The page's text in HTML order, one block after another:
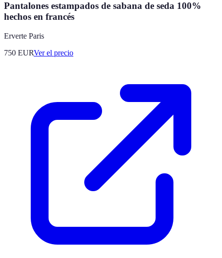
Pantalones estampados de sabana de seda 100%
hechos en francés
Erverte Paris
750 EURVer el precio